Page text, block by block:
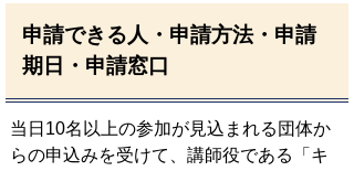
申請できる人・申請方法・申請
期日・申請窓口
当日10名以上の参加が見込まれる団体か
らの申込みを受けて、講師役である「キ